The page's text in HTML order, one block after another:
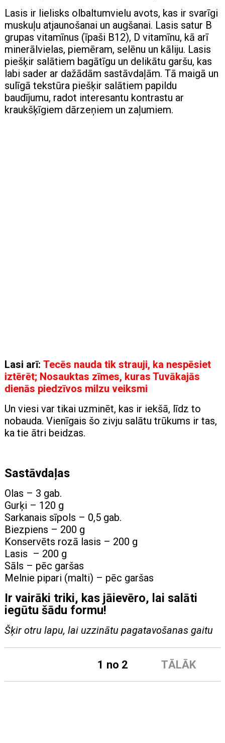
Lasis ir lielisks olbaltumvielu avots, kas ir svarīgi
muskuļu atjaunošanai un augšanai. Lasis satur B
grupas vitamīnus (īpaši B12), D vitamīnu, kā arī
minerālvielas, piemēram, selēnu un kāliju. Lasis
piešķir salātiem bagātīgu un delikātu garšu, kas
labi sader ar dažādām sastāvdaļām. Tā maigā un
sulīgā tekstūra piešķir salātiem papildu
baudījumu, radot interesantu kontrastu ar
kraukšķīgiem dārzeņiem un zaļumiem.
Lasi arī: Tecēs nauda tik strauji, ka nespēsiet
iztērēt; Nosauktas zīmes, kuras Tuvākajās
dienās piedzīvos milzu veiksmi
Un viesi var tikai uzminēt, kas ir iekšā, līdz to
nobauda. Vienīgais šo zivju salātu trūkums ir tas,
ka tie ātri beidzas.
Sastāvdaļas
Olas – 3 gab.
Gurķi – 120 g
Sarkanais sīpols – 0,5 gab.
Biezpiens – 200 g
Konservēts rozā lasis – 200 g
Lasis – 200 g
Sāls – pēc garšas
Melnie pipari (malti) – pēc garšas
Ir vairāki triki, kas jāievēro, lai salāti
iegūtu šādu formu!
Šķir otru lapu, lai uzzinātu pagatavošanas gaitu
TĀLĀK
1 no 2